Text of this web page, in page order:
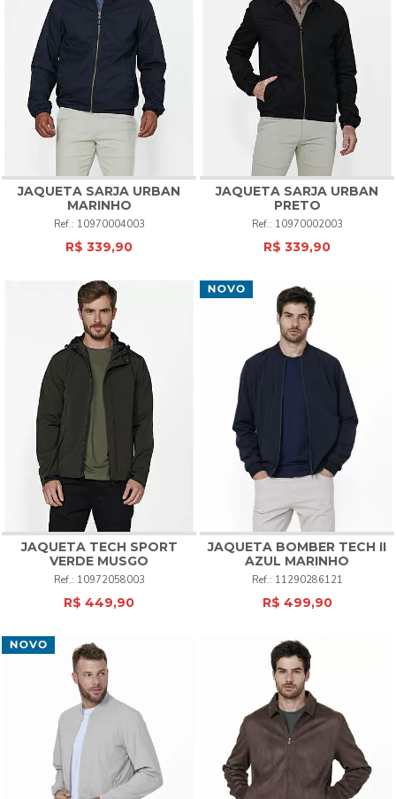
JAQUETA SARJA URBAN
MARINHO
10970004003
R$ 339,90
JAQUETA SARJA URBAN
PRETO
10970002003
R$ 339,90
JAQUETA TECH SPORT
VERDE MUSGO
10972058003
R$ 449,90
JAQUETA BOMBER TECH II
AZUL MARINHO
11290286121
R$ 499,90